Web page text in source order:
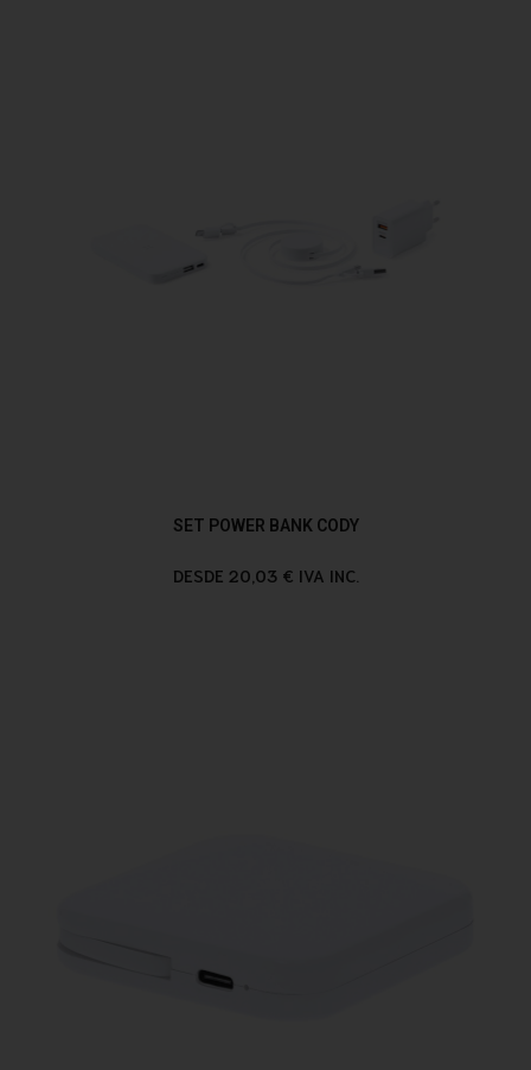
SET POWER BANK CODY
DESDE 20,03 € IVA INC.